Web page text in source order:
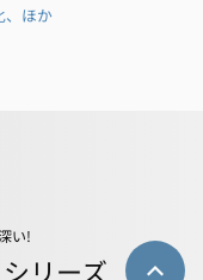
、ほか
い!
リーズ